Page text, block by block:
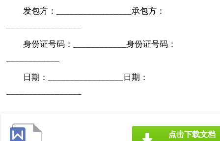
发包方：_________________承包方：
身份证号码：____________身份证号码：
日期：_________________日期：
点击下载文档